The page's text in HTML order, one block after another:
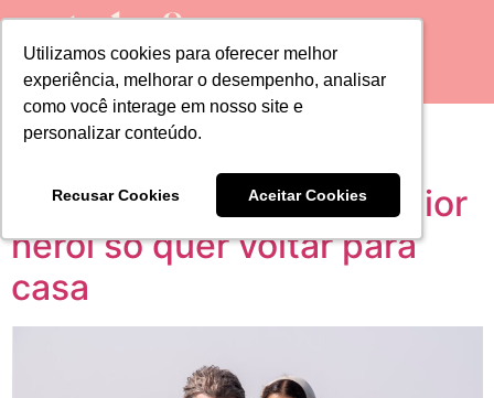
Utilizamos cookies para oferecer melhor
experiência, melhorar o desempenho, analisar
como você interage em nosso site e
personalizar conteúdo.
Recusar Cookies Aceitar Cookies
Utilizamos cookies para oferecer melhor
experiência, melhorar o desempenho, analisar
como você interage em nosso site e
personalizar conteúdo.
Recusar Cookies Aceitar Cookies
Tag:Crítica Style
A Odisseia: quando o maior
herói só quer voltar para
casa